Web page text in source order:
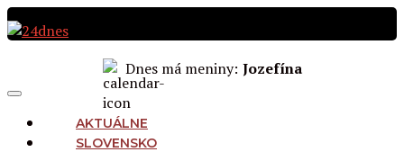
Preskočiť
na
Dnes má meniny: Jozefína
NAVIGATION
Menu
AKTUÁLNE
SLOVENSKO